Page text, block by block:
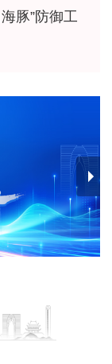
豚”防御工